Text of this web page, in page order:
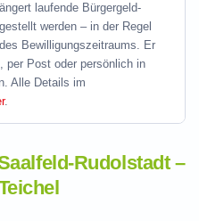
laufende Bürgergeld-
werden – in der Regel
Bewilligungszeitraums. Er
per Post oder persönlich in
Alle Details im
.
Rudolstadt –